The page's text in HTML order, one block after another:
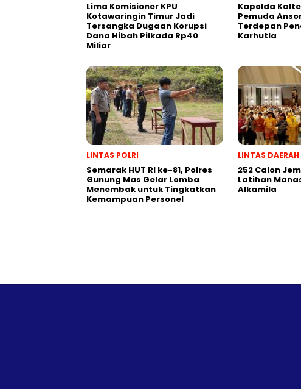
Lima Komisioner KPU
Kotawaringin Timur Jadi
Tersangka Dugaan Korupsi
Dana Hibah Pilkada Rp40
Miliar
Kapolda
Pemuda
Terdepan
Karhutla
LINTAS POLRI
Semarak HUT RI ke-81, Polres
Gunung Mas Gelar Lomba
Menembak untuk Tingkatkan
Kemampuan Personel
LINTAS DAERAH
252 Calon
Latihan
Alkamila